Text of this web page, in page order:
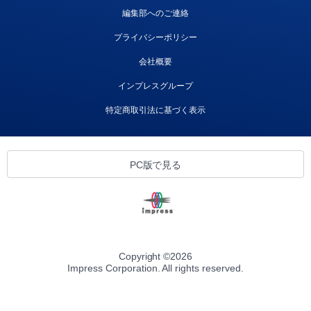
編集部へのご連絡
プライバシーポリシー
会社概要
インプレスグループ
特定商取引法に基づく表示
PC版で見る
Copyright ©2026
Impress Corporation. All rights reserved.